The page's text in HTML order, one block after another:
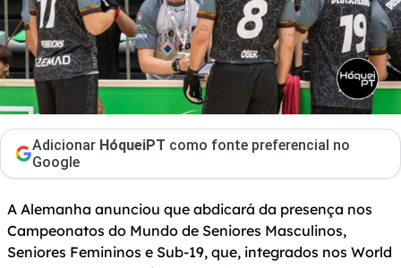
Adicionar HóqueiPT como fonte preferencial no
Google
A Alemanha anunciou que abdicará da presença nos
Campeonatos do Mundo de Seniores Masculinos,
Seniores Femininos e Sub-19, que, integrados nos World